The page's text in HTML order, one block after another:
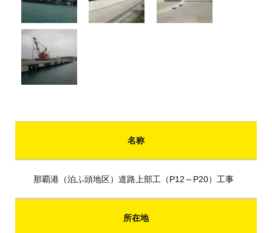
名称
那覇港（泊ふ頭地区）道路上部工（P12～P20）工事
所在地